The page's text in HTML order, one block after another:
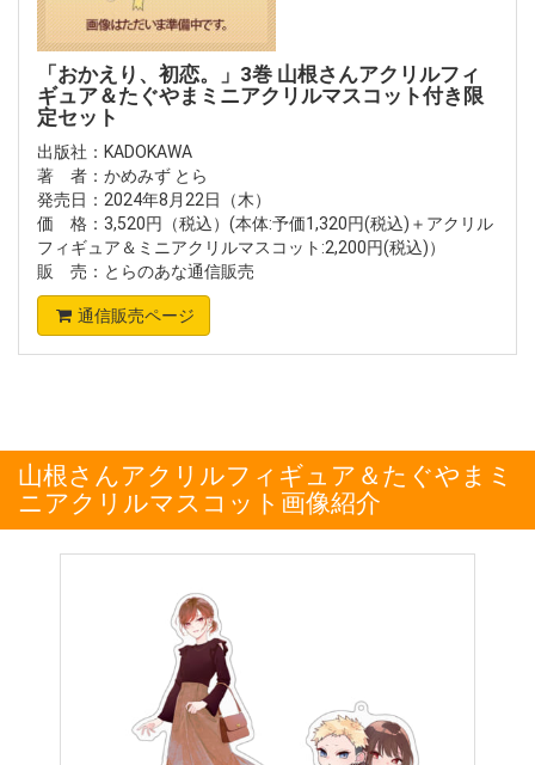
「おかえり、初恋。」3巻 山根さんアクリルフィ
ギュア＆たぐやまミニアクリルマスコット付き限
定セット
出版社：KADOKAWA
著 者：かめみず とら
発売日：2024年8月22日（木）
価 格：3,520円（税込）(本体:予価1,320円(税込)＋アクリル
フィギュア＆ミニアクリルマスコット:2,200円(税込)）
販 売：とらのあな通信販売
通信販売ページ
山根さんアクリルフィギュア＆たぐやまミ
ニアクリルマスコット画像紹介